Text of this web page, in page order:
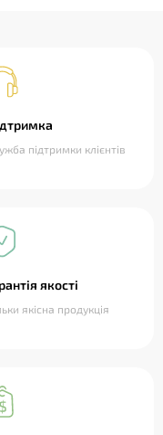
підтримки клієнтів
якості
якісна продукція